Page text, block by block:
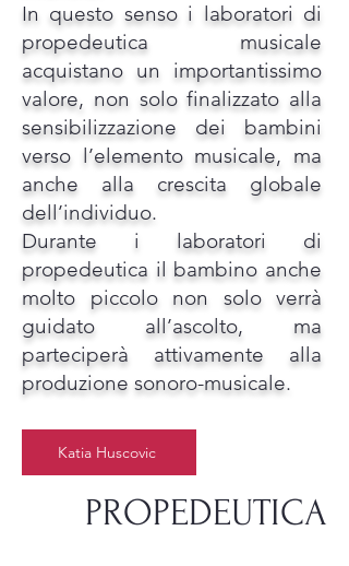
In questo senso i laboratori di
propedeutica musicale
acquistano un importantissimo
valore, non solo finalizzato alla
sensibilizzazione dei bambini
verso l’elemento musicale, ma
anche alla crescita globale
dell’individuo.
Durante i laboratori di
propedeutica il bambino anche
molto piccolo non solo verrà
guidato all’ascolto, ma
parteciperà attivamente alla
produzione sonoro-musicale.
Katia Huscovic
PROPEDEUTICA